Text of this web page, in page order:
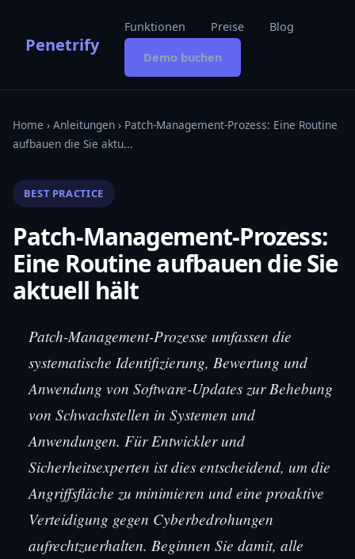
Penetrify
Funktionen Preise Blog
Demo buchen
Home › Anleitungen › Patch-Management-Prozess: Eine Routine
aufbauen die Sie aktu...
BEST PRACTICE
Patch-Management-Prozess:
Eine Routine aufbauen die Sie
aktuell hält
Patch-Management-Prozesse umfassen die
systematische Identifizierung, Bewertung und
Anwendung von Software-Updates zur Behebung
von Schwachstellen in Systemen und
Anwendungen. Für Entwickler und
Sicherheitsexperten ist dies entscheidend, um die
Angriffsfläche zu minimieren und eine proaktive
Verteidigung gegen Cyberbedrohungen
aufrechtzuerhalten. Beginnen Sie damit, alle